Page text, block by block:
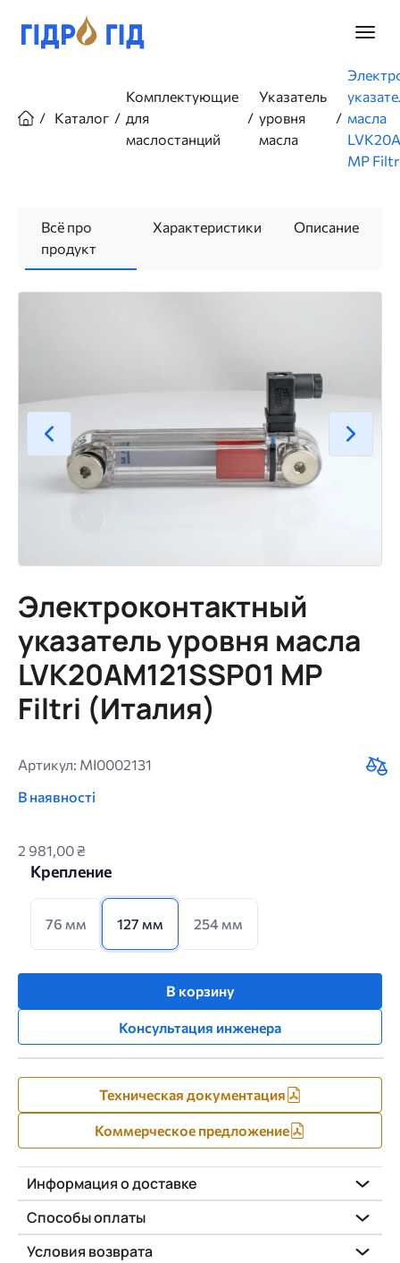
основному
Главное
Каталог
Комплектующие
для
маслостанций
Указатель
уровня
масла
масла
MP
Всё про
продукт
Характеристики Описание
Электроконтактный
указатель уровня масла
LVK20AM121SSP01 MP
Filtri (Италия)
Артикул: MI0002131
В наявності
2 981,00 ₴
Крепление
76 мм 127 мм 254 мм
В корзину
Консультация инженера
Техническая документация
Коммерческое предложение
Информация о доставке
Способы оплаты
Условия возврата